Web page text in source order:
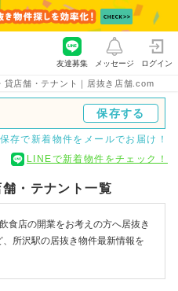
貸店舗・テナント｜居抜き店舗.com
友達募集 メッセージ ログイン
保存する
存で新着物件をメールでお届け！
LINEで新着物件をチェック！
・テナント一覧
食店の開業をお考えの方へ居抜き
所沢駅の居抜き物件最新情報を